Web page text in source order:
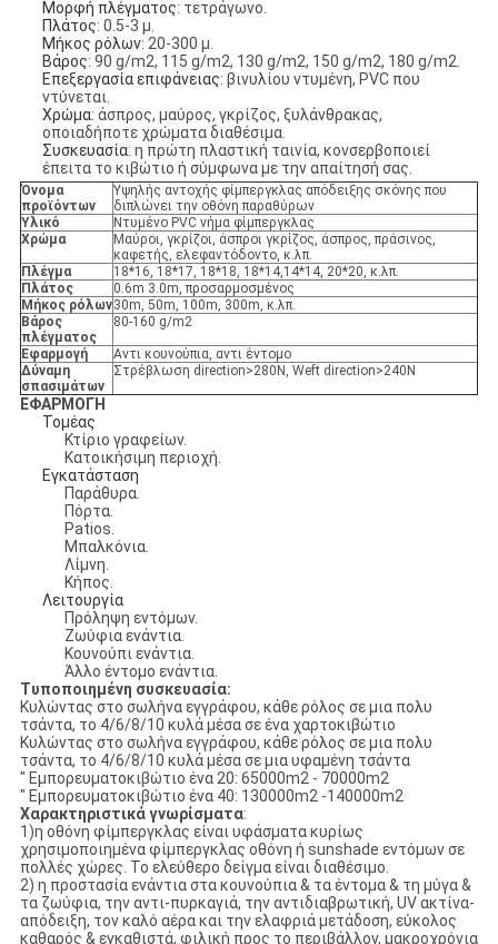
Μορφή πλέγματος: τετράγωνο.
Πλάτος: 0.5-3 μ.
Μήκος ρόλων: 20-300 μ.
Βάρος: 90 g/m2, 115 g/m2, 130 g/m2, 150 g/m2, 180 g/m2.
Επεξεργασία επιφάνειας: βινυλίου ντυμένη, PVC που
ντύνεται.
Χρώμα: άσπρος, μαύρος, γκρίζος, ξυλάνθρακας,
οποιαδήποτε χρώματα διαθέσιμα.
Συσκευασία: η πρώτη πλαστική ταινία, κονσερβοποιεί
έπειτα το κιβώτιο ή σύμφωνα με την απαίτησή σας.
Όνομα
προϊόντων
Υψηλής αντοχής φίμπεργκλας απόδειξης σκόνης που
διπλώνει την οθόνη παραθύρων
Υλικό
Ντυμένο PVC νήμα φίμπεργκλας
Χρώμα
Μαύροι, γκρίζοι, άσπροι γκρίζος, άσπρος, πράσινος,
καφετής, ελεφαντόδοντο, κ.λπ.
Πλέγμα
18*16, 18*17, 18*18, 18*14,14*14, 20*20, κ.λπ.
Πλάτος
0.6m 3.0m, προσαρμοσμένος
Μήκος ρόλων30m, 50m, 100m, 300m, κ.λπ.
Βάρος
πλέγματος
80-160 g/m2
Εφαρμογή
Αντι κουνούπια, αντι έντομο
Δύναμη
σπασιμάτων
Στρέβλωση direction>280N, Weft direction>240N
ΕΦΑΡΜΟΓΗ
Τομέας
Κτίριο γραφείων.
Κατοικήσιμη περιοχή.
Εγκατάσταση
Παράθυρα.
Πόρτα.
Patios.
Μπαλκόνια.
Λίμνη.
Κήπος.
Λειτουργία
Πρόληψη εντόμων.
Ζωύφια ενάντια.
Κουνούπι ενάντια.
Άλλο έντομο ενάντια.
Τυποποιημένη συσκευασία:
Κυλώντας στο σωλήνα εγγράφου, κάθε ρόλος σε μια πολυ
τσάντα, το 4/6/8/10 κυλά μέσα σε ένα χαρτοκιβώτιο
Κυλώντας στο σωλήνα εγγράφου, κάθε ρόλος σε μια πολυ
τσάντα, το 4/6/8/10 κυλά μέσα σε μια υφαμένη τσάντα
" Εμπορευματοκιβώτιο ένα 20: 65000m2 - 70000m2
" Εμπορευματοκιβώτιο ένα 40: 130000m2 -140000m2
Χαρακτηριστικά γνωρίσματα:
1)η οθόνη φίμπεργκλας είναι υφάσματα κυρίως
χρησιμοποιημένα φίμπεργκλας οθόνη ή sunshade εντόμων σε
πολλές χώρες. Το ελεύθερο δείγμα είναι διαθέσιμο.
2) η προστασία ενάντια στα κουνούπια & τα έντομα & τη μύγα &
τα ζωύφια, την αντι-πυρκαγιά, την αντιδιαβρωτική, UV ακτίνα-
απόδειξη, τον καλό αέρα και την ελαφριά μετάδοση, εύκολος
καθαρός & εγκαθιστά, φιλική προς το περιβάλλον, μακροχρόνια